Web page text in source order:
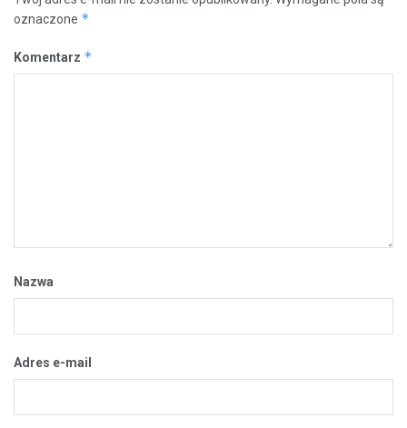
oznaczone *
Komentarz *
Nazwa
Adres e-mail